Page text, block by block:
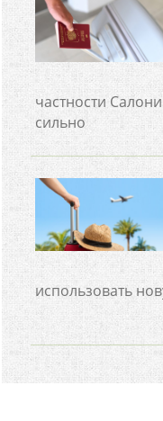
частности
сильно
использовать